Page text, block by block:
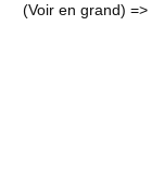
(Voir en grand) =>